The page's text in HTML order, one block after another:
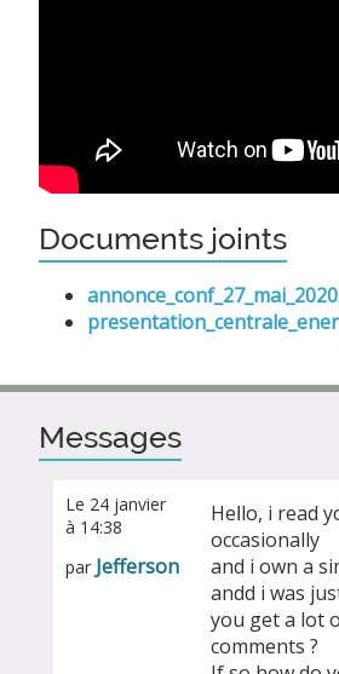
Documents joints
Messages
Le 24 janvier
à 14:38
par Jefferson
Heⅼlo, i read
occasionally
and i own a
andd i was
you get a lot
commentѕ ?